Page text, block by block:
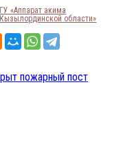
ГУ «Аппарат акима
Кызылординской области»